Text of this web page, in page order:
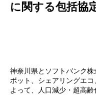
に関する包括協
神奈川県とソフトバンク
ボット、シェアリングエ
よって、人口減少・超高